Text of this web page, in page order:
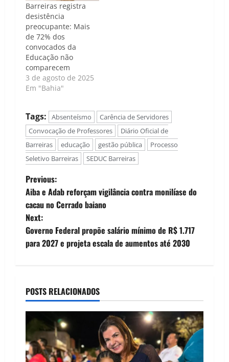
Barreiras registra
desistência
preocupante: Mais
de 72% dos
convocados da
Educação não
comparecem
3 de agosto de 2025
Em "Bahia"
Tags: Absenteísmo
Carência de Servidores
Convocação de Professores
Diário Oficial de
Barreiras
educação gestão pública
Processo
Seletivo Barreiras
SEDUC Barreiras
P
o
s
t
a
v
i
g
Previous:
Aiba e Adab reforçam vigilância contra monilíase do
cacau no Cerrado baiano
Next:
Governo Federal propõe salário mínimo de R$ 1.717
para 2027 e projeta escala de aumentos até 2030
POSTS RELACIONADOS